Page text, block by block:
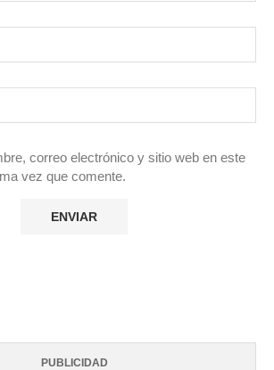
correo electrónico y sitio web en este
vez que comente.
PUBLICIDAD